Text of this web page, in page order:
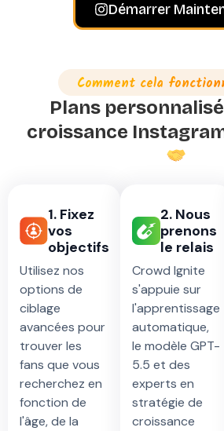
Démarrer
Comment cela
Plans
croissance
1. Fixez
vos
objectifs
Utilisez nos
options de
ciblage
avancées pour
trouver les
fans que vous
recherchez en
fonction de
l'âge, de la
2. Nous
prenons
le relais
Crowd Ignite
s'appuie sur
l'apprentissage
automatique,
le modèle GPT-
5.5 et des
experts en
stratégie de
croissance